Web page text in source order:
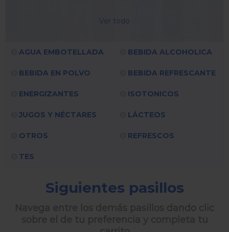
Ver todo
AGUA EMBOTELLADA BEBIDA ALCOHOLICA
BEBIDA EN POLVO BEBIDA REFRESCANTE
ENERGIZANTES ISOTONICOS
JUGOS Y NÉCTARES LÁCTEOS
OTROS REFRESCOS
TES
Siguientes pasillos